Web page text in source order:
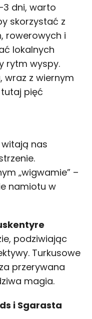
dni, warto
skorzystać z
rowerowych i
lokalnych
rytm wyspy.
wraz z wiernym
pięć
nas
„wigwamie” –
namiotu w
podziwiając
Turkusowe
przerywana
magia.
i Sgarasta